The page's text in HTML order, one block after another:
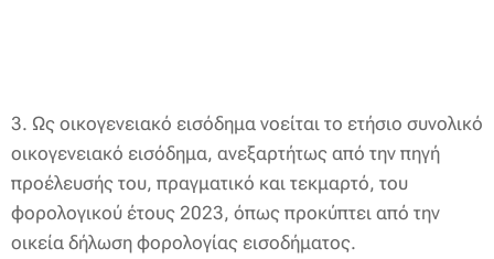
3. Ως οικογενειακό εισόδημα νοείται το ετήσιο συνολικό
οικογενειακό εισόδημα, ανεξαρτήτως από την πηγή
προέλευσής του, πραγματικό και τεκμαρτό, του
φορολογικού έτους 2023, όπως προκύπτει από την
οικεία δήλωση φορολογίας εισοδήματος.